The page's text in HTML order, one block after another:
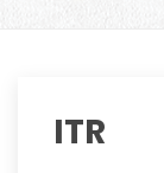
ITR